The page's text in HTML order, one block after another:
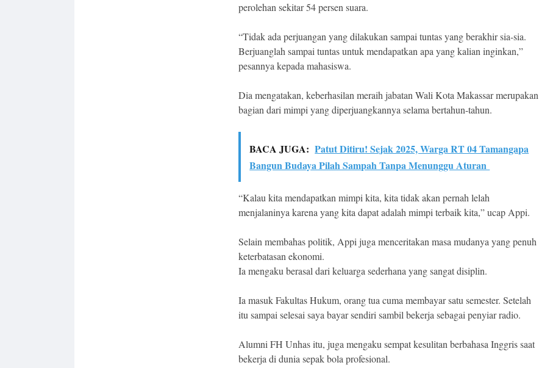
perolehan sekitar 54 persen suara.
“Tidak ada perjuangan yang dilakukan sampai tuntas yang berakhir sia-sia.
Berjuanglah sampai tuntas untuk mendapatkan apa yang kalian inginkan,”
pesannya kepada mahasiswa.
Dia mengatakan, keberhasilan meraih jabatan Wali Kota Makassar merupakan
bagian dari mimpi yang diperjuangkannya selama bertahun-tahun.
BACA JUGA: Patut Ditiru! Sejak 2025, Warga RT 04 Tamangapa
Bangun Budaya Pilah Sampah Tanpa Menunggu Aturan
“Kalau kita mendapatkan mimpi kita, kita tidak akan pernah lelah
menjalaninya karena yang kita dapat adalah mimpi terbaik kita,” ucap Appi.
Selain membahas politik, Appi juga menceritakan masa mudanya yang penuh
keterbatasan ekonomi.
Ia mengaku berasal dari keluarga sederhana yang sangat disiplin.
Ia masuk Fakultas Hukum, orang tua cuma membayar satu semester. Setelah
itu sampai selesai saya bayar sendiri sambil bekerja sebagai penyiar radio.
Alumni FH Unhas itu, juga mengaku sempat kesulitan berbahasa Inggris saat
bekerja di dunia sepak bola profesional.